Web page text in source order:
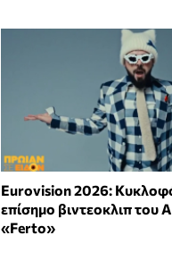
Eurovision 2026:
επίσημο βιντεοκλιπ του
«Ferto»